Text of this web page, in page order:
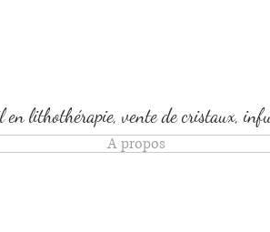
A propos
en lithothérapie, vente de cristaux,